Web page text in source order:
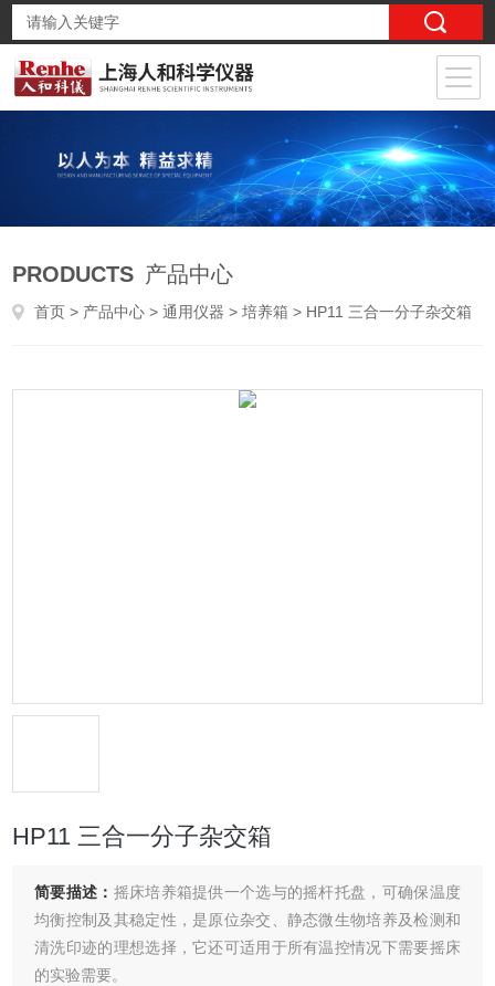
PRODUCTS 产品中心
首页 > 产品中心 >通用仪器 >培养箱 > HP11 三合一分子杂交箱
HP11 三合一分子杂交箱
简要描述： 摇床培养箱提供一个选与的摇杆托盘，可确保温度
均衡控制及其稳定性，是原位杂交、静态微生物培养及检测和
清洗印迹的理想选择，它还可适用于所有温控情况下需要摇床
的实验需要。